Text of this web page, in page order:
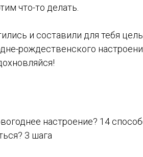
что-то делать.
и составили для тебя
рождественского
настроение? 14
3 шага